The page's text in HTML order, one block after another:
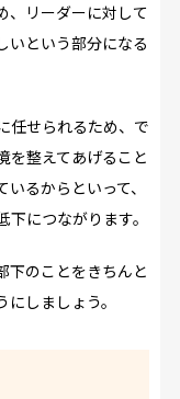
、リーダーに対して
いという部分になる
任せられるため、で
を整えてあげること
るからといって、
につながります。
下のことをきちんと
しましょう。